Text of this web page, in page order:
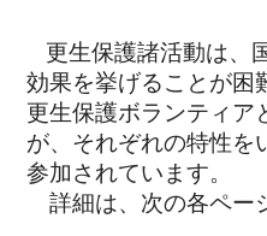
更生保護諸活動は、
効果を挙げることが困
更生保護ボランティア
が、それぞれの特性を
参加されています。
詳細は、次の各ペー